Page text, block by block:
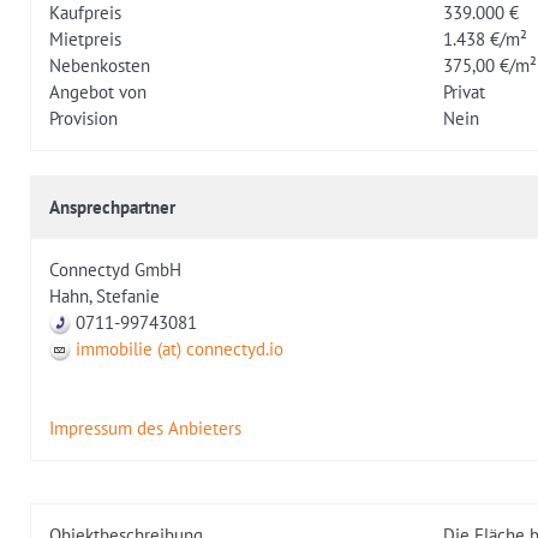
Kaufpreis
339.000 €
Mietpreis
1.438 €/m²
Nebenkosten
375,00 €/m²
Angebot von
Privat
Provision
Nein
Ansprechpartner
Connectyd GmbH
Hahn, Stefanie
0711-99743081
immobilie (at) connectyd.io
Impressum des Anbieters